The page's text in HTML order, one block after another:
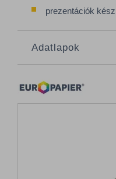
prezentációk
Adatlapok